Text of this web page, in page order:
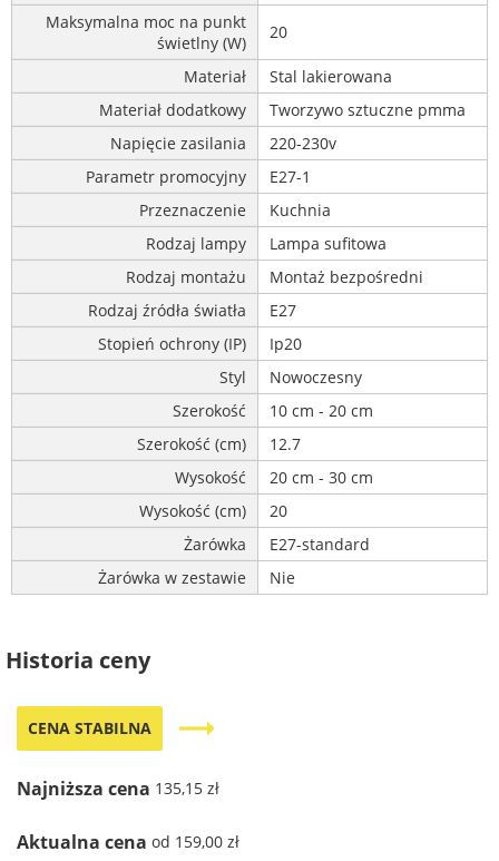
Maksymalna moc na punkt
świetlny (W)
20
Materiał
Stal lakierowana
Materiał dodatkowy
Tworzywo sztuczne pmma
Napięcie zasilania
220-230v
Parametr promocyjny
E27-1
Przeznaczenie
Kuchnia
Rodzaj lampy
Lampa sufitowa
Rodzaj montażu
Montaż bezpośredni
Rodzaj źródła światła
E27
Stopień ochrony (IP)
Ip20
Styl
Nowoczesny
Szerokość
10 cm - 20 cm
Szerokość (cm)
12.7
Wysokość
20 cm - 30 cm
Wysokość (cm)
20
Żarówka
E27-standard
Żarówka w zestawie
Nie
Historia ceny
CENA STABILNA trending_flat
Najniższa cena 135,15 zł
Aktualna cena od 159,00 zł